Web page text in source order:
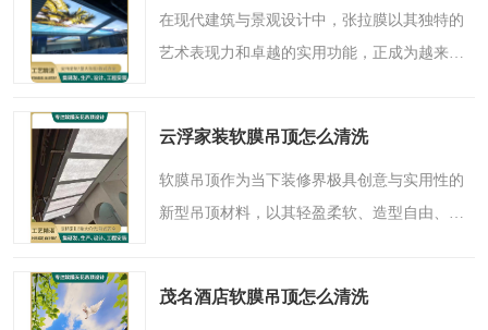
在现代建筑与景观设计中，张拉膜以其独特的
艺术表现力和卓越的实用功能，正成为越来越
等支撑体系的巧妙结..
云浮家装软膜吊顶怎么清洗
软膜吊顶作为当下装修界极具创意与实用性的
新型吊顶材料，以其轻盈柔软、造型自由、色
气息与艺术格调，还..
茂名酒店软膜吊顶怎么清洗